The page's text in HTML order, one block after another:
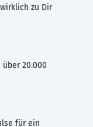
zu Dir
20.000
für ein